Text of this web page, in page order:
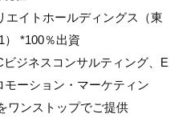
エイトホールディングス（東
） *100％出資
ジネスコンサルティング、E
ーション・マーケティン
ワンストップでご提供